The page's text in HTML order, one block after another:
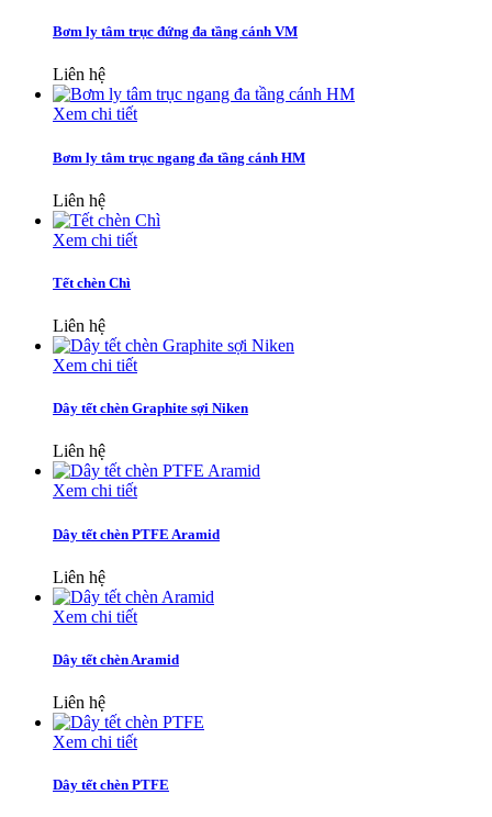
Bơm ly tâm trục đứng đa tầng cánh VM
Liên hệ
Xem chi tiết
Bơm ly tâm trục ngang đa tầng cánh HM
Liên hệ
Xem chi tiết
Tết chèn Chì
Liên hệ
Xem chi tiết
Dây tết chèn Graphite sợi Niken
Liên hệ
Xem chi tiết
Dây tết chèn PTFE Aramid
Liên hệ
Xem chi tiết
Dây tết chèn Aramid
Liên hệ
Xem chi tiết
Dây tết chèn PTFE